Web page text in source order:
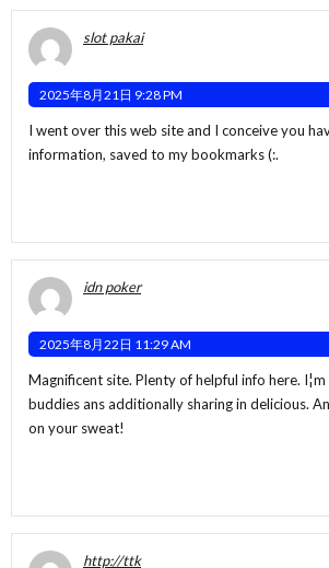
slot pakai
2025年8月21日 9:28 PM
I went over this web site and I conceive you
information, saved to my bookmarks (:.
idn poker
2025年8月22日 11:29 AM
Magnificent site. Plenty of helpful info here.
buddies ans additionally sharing in delicious.
on your sweat!
http://ttk